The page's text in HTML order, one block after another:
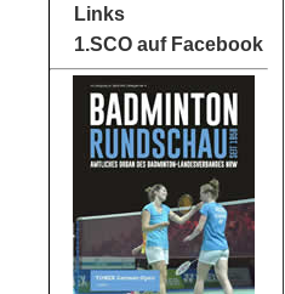
Links
1.SCO auf Facebook